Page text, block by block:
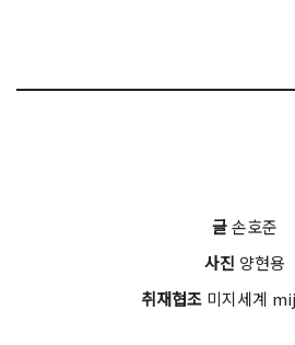
글손호준
사진 양현용
취재협조 미지세계